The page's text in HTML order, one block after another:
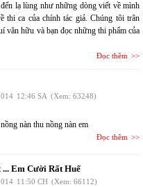
lạ lùng như những dòng viết về mình
thi ca của chính tác giả. Chúng tôi trân
văn hữu và bạn đọc những thi phẩm của
Đọc thêm
12:46 SA (Xem: 63248)
nàn thu nồng nàn em
Đọc thêm
Em Cười Rất Huế
11:50 CH (Xem: 66112)